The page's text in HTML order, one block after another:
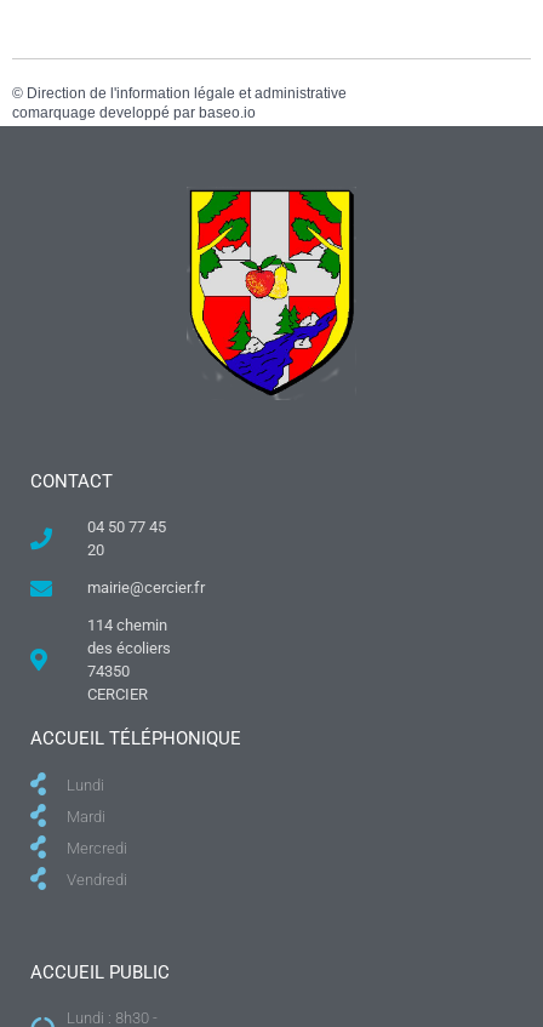
© Direction de l'information légale et administrative
comarquage developpé par baseo.io
CONTACT
04 50 77 45
20
mairie@cercier.fr
114 chemin
des écoliers
74350
CERCIER
ACCUEIL TÉLÉPHONIQUE
Lundi
Mardi
Mercredi
Vendredi
ACCUEIL PUBLIC
Lundi : 8h30 -